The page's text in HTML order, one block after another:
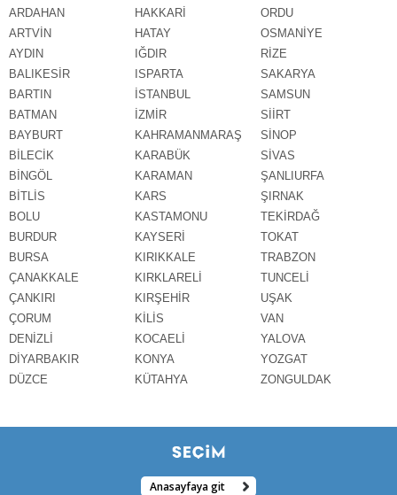
ARDAHAN
ARTVİN
AYDIN
BALIKESİR
BARTIN
BATMAN
BAYBURT
BİLECİK
BİNGÖL
BİTLİS
BOLU
BURDUR
BURSA
ÇANAKKALE
ÇANKIRI
ÇORUM
DENİZLİ
DİYARBAKIR
DÜZCE
HAKKARİ
HATAY
IĞDIR
ISPARTA
İSTANBUL
İZMİR
KAHRAMANMARAŞ
KARABÜK
KARAMAN
KARS
KASTAMONU
KAYSERİ
KIRIKKALE
KIRKLARELİ
KIRŞEHİR
KİLİS
KOCAELİ
KONYA
KÜTAHYA
ORDU
OSMANİYE
RİZE
SAKARYA
SAMSUN
SİİRT
SİNOP
SİVAS
ŞANLIURFA
ŞIRNAK
TEKİRDAĞ
TOKAT
TRABZON
TUNCELİ
UŞAK
VAN
YALOVA
YOZGAT
ZONGULDAK
Anasayfaya git